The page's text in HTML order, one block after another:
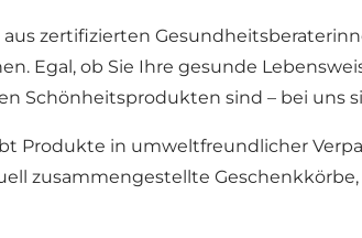
zertifizierten
Egal, ob Sie Ihre gesunde
Schönheitsprodukten sind – bei uns
Produkte in umweltfreundlicher
zusammengestellte